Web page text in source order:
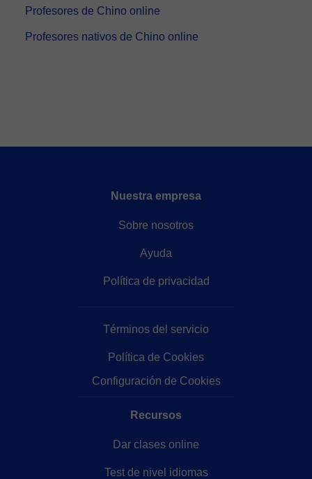
Profesores de Chino online
Profesores nativos de Chino online
Nuestra empresa
Sobre nosotros
Ayuda
Política de privacidad
Términos del servicio
Política de Cookies
Configuración de Cookies
Recursos
Dar clases online
Test de nivel idiomas